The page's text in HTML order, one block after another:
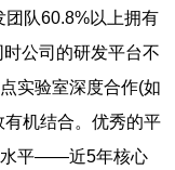
队60.8%以上拥有
公司的研发平台不
实验室深度合作(如
机结合。优秀的平
水平——近5年核心